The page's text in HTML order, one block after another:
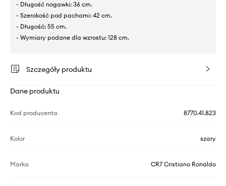
- Długość nogawki: 36 cm.
- Szerokość pod pachami: 42 cm.
- Długość: 55 cm.
- Wymiary podane dla wzrostu: 128 cm.
Szczegóły produktu
Dane produktu
Kod producenta 8770.41.823
Kolor szary
Marka CR7 Cristiano Ronaldo